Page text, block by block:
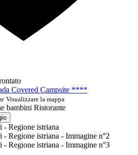
Covered Campsite ****
Visualizzare la mappa
bambini Ristorante